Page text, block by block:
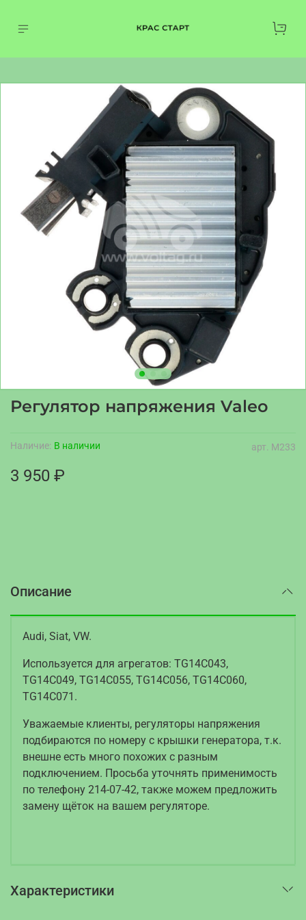
арт. M233
Наличие: В наличии
Регулятор напряжения Valeo
3 950 ₽
Описание
Audi, Siat, VW.
Используется для агрегатов: TG14C043,
TG14C049, TG14C055, TG14C056, TG14C060,
TG14C071.
Уважаемые клиенты, регуляторы напряжения
подбираются по номеру с крышки генератора, т.к.
внешне есть много похожих с разным
подключением. Просьба уточнять применимость
по телефону 214-07-42, также можем предложить
замену щёток на вашем регуляторе.
Характеристики